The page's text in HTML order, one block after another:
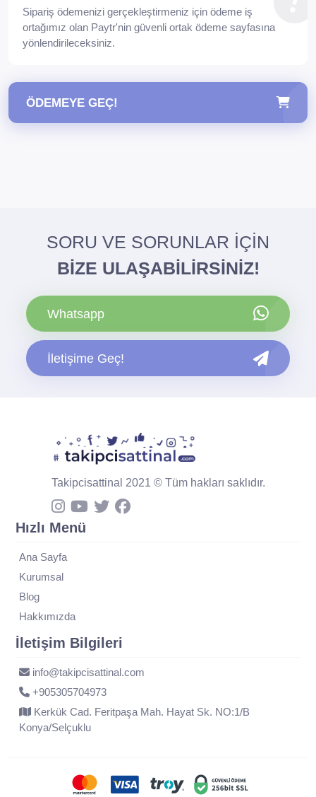
Sipariş ödemenizi gerçekleştirmeniz için ödeme iş
ortağımız olan Paytr'nin güvenli ortak ödeme sayfasına
yönlendirileceksiniz.
ÖDEMEYE GEÇ!
SORU VE SORUNLAR İÇİN
BİZE ULAŞABİLİRSİNİZ!
Whatsapp
İletişime Geç!
Takipcisattinal 2021 © Tüm hakları saklıdır.
Hızlı Menü
Ana Sayfa
Kurumsal
Blog
Hakkımızda
İletişim Bilgileri
info@takipcisattinal.com
+905305704973
Kerkük Cad. Feritpaşa Mah. Hayat Sk. NO:1/B
Konya/Selçuklu